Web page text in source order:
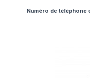
Numéro de téléphone